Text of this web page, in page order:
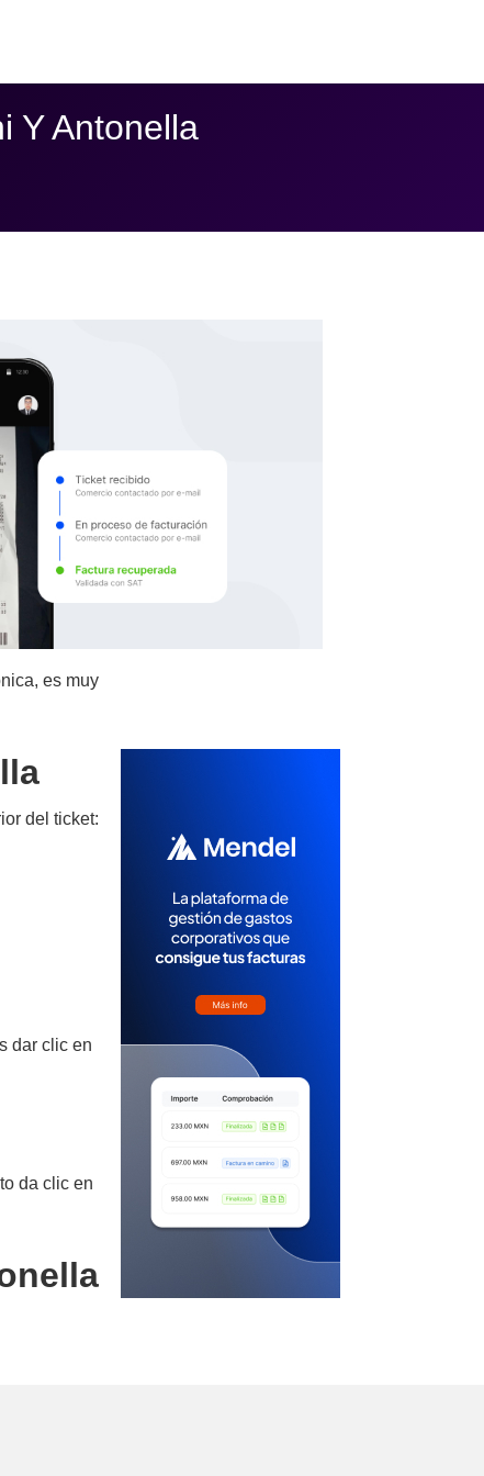
Y Antonella
es muy
del ticket:
dar clic en
da clic en